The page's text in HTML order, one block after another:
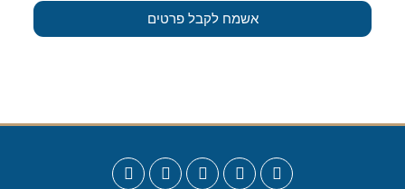
אשמח לקבל פרטים